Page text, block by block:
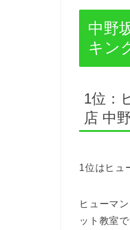
中野
キン
1位：
店 中
1位はヒュ
ヒューマ
ット教室で